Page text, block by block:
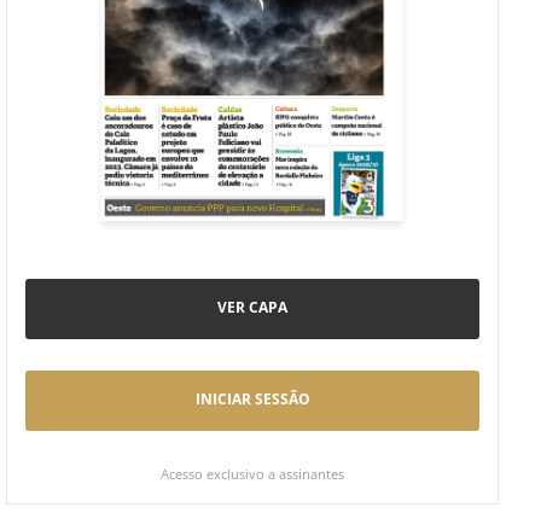
VER CAPA
INICIAR SESSÃO
Acesso exclusivo a assinantes